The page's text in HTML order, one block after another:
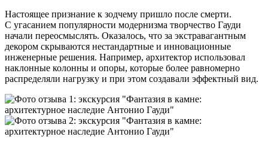
Настоящее признание к зодчему пришло после смерти.
С угасанием популярности модернизма творчество Гауди
начали переосмыслять. Оказалось, что за экстравагантным
декором скрываются нестандартные и инновационные
инженерные решения. Например, архитектор использовал
наклонные колонны и опоры, которые более равномерно
распределяли нагрузку и при этом создавали эффектный вид.